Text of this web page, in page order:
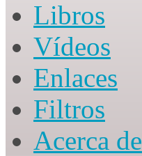
Libros
Vídeos
Enlaces
Filtros
Acerca de